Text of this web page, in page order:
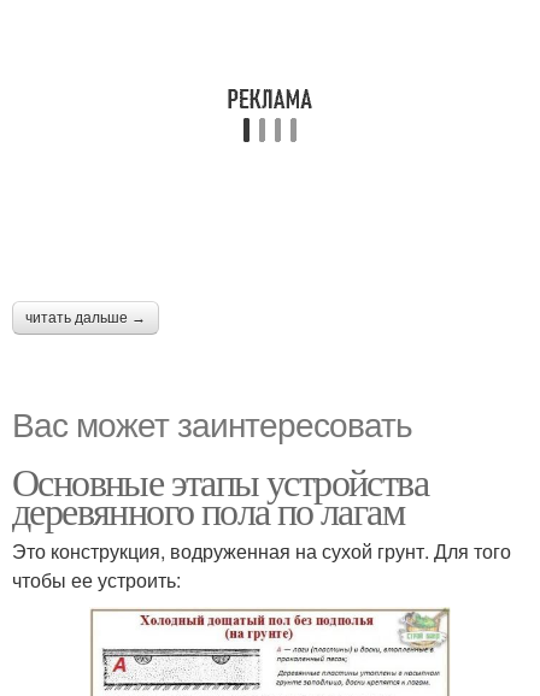
читать дальше →
Вас может заинтересовать
Основные этапы устройства
деревянного пола по лагам
Это конструкция, водруженная на сухой грунт. Для того
чтобы ее устроить: